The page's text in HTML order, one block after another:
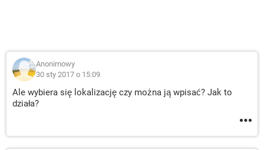
Anonimowy
30 sty 2017 o 15:09
Ale wybiera się lokalizację czy można ją wpisać? Jak to
działa?